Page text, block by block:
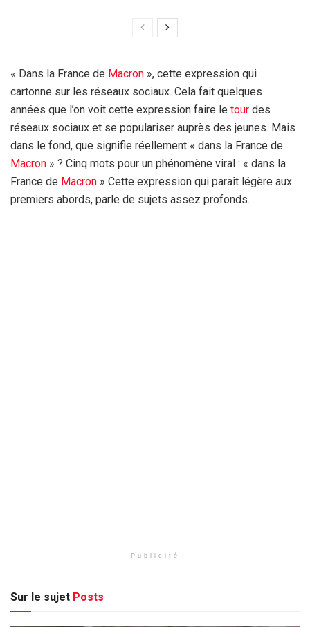
« Dans la France de Macron », cette expression qui
cartonne sur les réseaux sociaux. Cela fait quelques
années que l’on voit cette expression faire le tour des
réseaux sociaux et se populariser auprès des jeunes. Mais
dans le fond, que signifie réellement « dans la France de
Macron » ? Cinq mots pour un phénomène viral : « dans la
France de Macron » Cette expression qui paraît légère aux
premiers abords, parle de sujets assez profonds.
Publicité
Sur le sujet Posts